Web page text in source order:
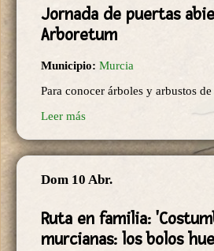
Jornada de puertas
Arboretum
Municipio: Murcia
Para conocer árboles y arbustos
Leer más
Dom 10 Abr.
Ruta en familia:
murcianas: los bolos